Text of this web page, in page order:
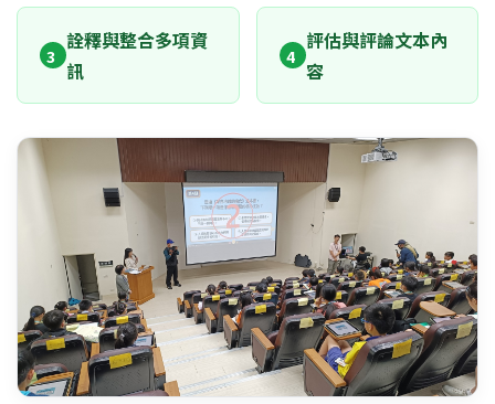
3
詮釋與整合多項資
訊
4
評估與評論文本內
容